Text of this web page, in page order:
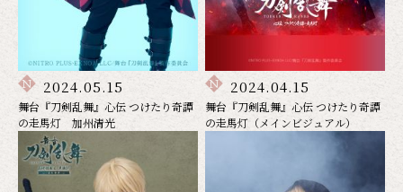
2024.05.15
舞台『刀剣乱舞』心伝 つけたり奇譚
の走馬灯 加州清光
2024.04.15
舞台『刀剣乱舞』心伝 つけたり奇譚
の走馬灯（メインビジュアル）